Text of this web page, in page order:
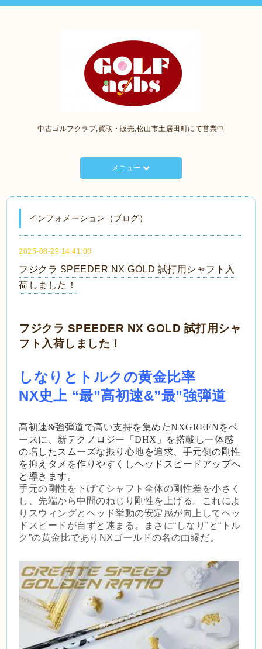
中古ゴルフクラブ,買取・販売,松山市土居田町にて営業中
メニュー
インフォメーション（ブログ）
2025-08-29 14:41:00
フジクラ SPEEDER NX GOLD 試打用シャフト入
荷しました！
フジクラ SPEEDER NX GOLD 試打用シャ
フト入荷しました！
しなりとトルクの黄金比率
NX史上 “最”高初速&”最”強弾道
高初速&強弾道で高い支持を集めたNXGREENをベ
ースに、新テクノロジー「DHX」を搭載し一体感
の増したスムーズな振り心地を追求、手元側の剛性
を抑えタメを作りやすくしヘッドスピードアップへ
と導きます。
手元の剛性を下げてシャフト全体の剛性差を小さく
し、先端から中間のねじり剛性を上げる。
これによ
りスウィングとヘッド挙動の安定感が向上してヘッ
ドスピードが自ずと速まる。
まさに“しなり”と“トル
ク”の黄金比でありNXゴールドの名の由縁だ。